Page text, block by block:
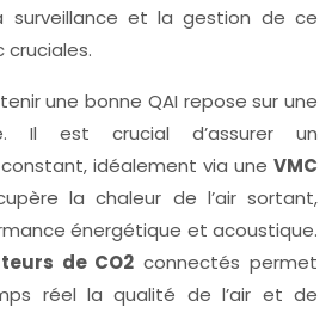
surveillance et la gestion de ce
une bonne QAI repose sur une
Il est crucial d’assurer un
idéalement via une VMC
la chaleur de l’air sortant,
énergétique et acoustique.
de CO2 connectés permet
réel la qualité de l’air et de